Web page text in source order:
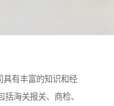
具有丰富的知识和经
海关报关、商检、